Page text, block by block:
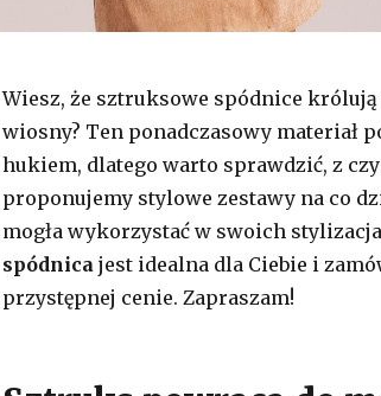
Wiesz, że sztruksowe spódnice
wiosny? Ten ponadczasowy materiał
hukiem, dlatego warto sprawdzić, z
proponujemy stylowe zestawy na co
mogła wykorzystać w swoich
spódnica jest idealna dla Ciebie i
przystępnej cenie. Zapraszam!